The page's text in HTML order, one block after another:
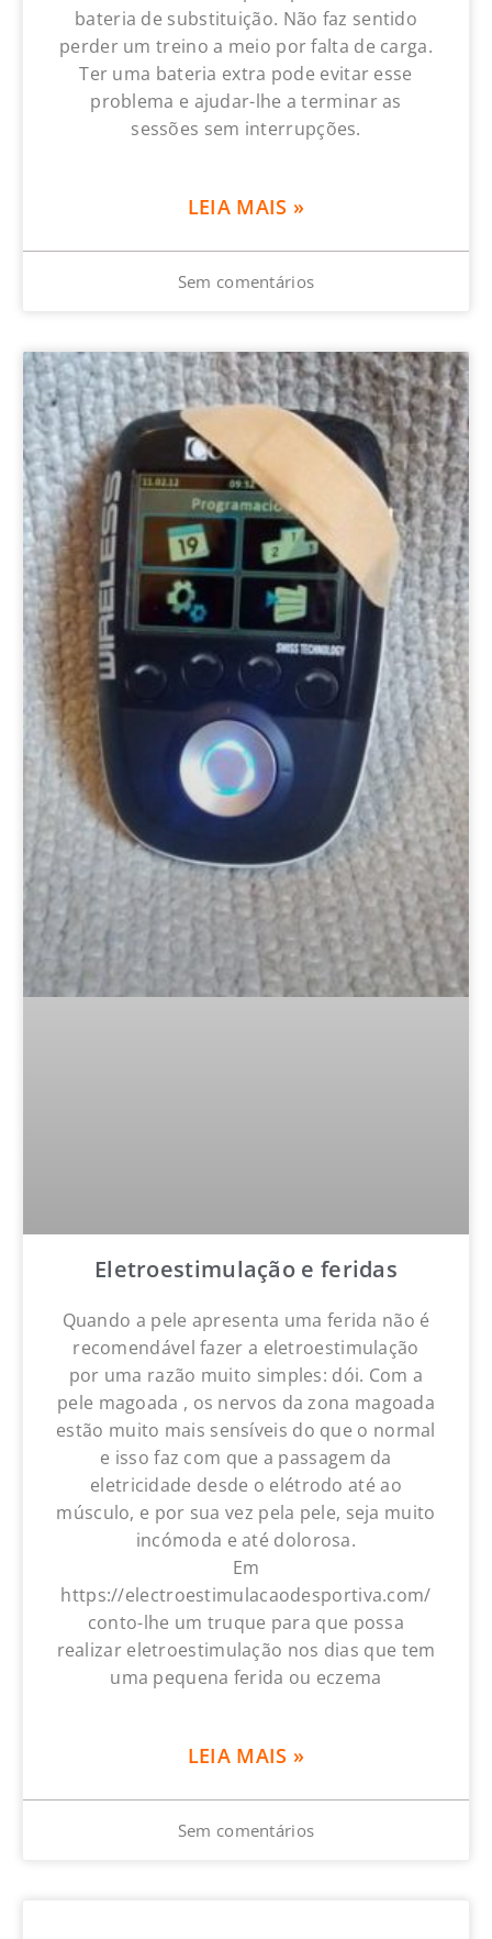
bateria de substituição. Não faz sentido
perder um treino a meio por falta de carga.
Ter uma bateria extra pode evitar esse
problema e ajudar-lhe a terminar as
sessões sem interrupções.
LEIA MAIS »
Sem comentários
Eletroestimulação e feridas
Quando a pele apresenta uma ferida não é
recomendável fazer a eletroestimulação
por uma razão muito simples: dói. Com a
pele magoada , os nervos da zona magoada
estão muito mais sensíveis do que o normal
e isso faz com que a passagem da
eletricidade desde o elétrodo até ao
músculo, e por sua vez pela pele, seja muito
incómoda e até dolorosa.
Em
https://electroestimulacaodesportiva.com/
conto-lhe um truque para que possa
realizar eletroestimulação nos dias que tem
uma pequena ferida ou eczema
LEIA MAIS »
Sem comentários